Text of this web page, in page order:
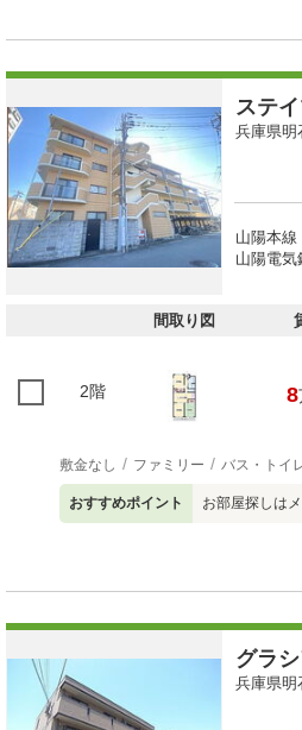
ステ
兵庫県明
山陽本線
山陽電気
間取り図
2階 8
敷金なし ファミリー バス・トイ
おすすめポイント お部屋探しは
グラ
兵庫県明